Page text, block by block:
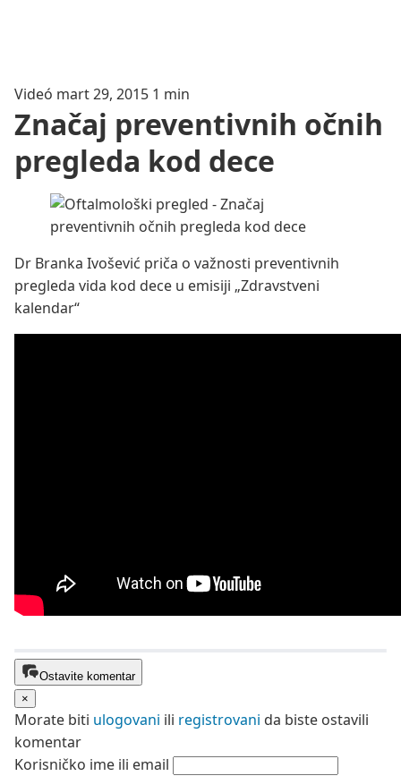
Videó mart 29, 2015 1 min
Značaj preventivnih očnih
pregleda kod dece
Dr Branka Ivošević priča o važnosti preventivnih
pregleda vida kod dece u emisiji „Zdravstveni
kalendar“
Ostavite komentar
×
Morate biti ulogovani ili registrovani da biste ostavili
komentar
Korisničko ime ili email